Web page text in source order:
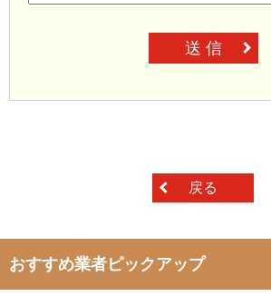
送 信
戻る
おすすめ業者ピックアップ